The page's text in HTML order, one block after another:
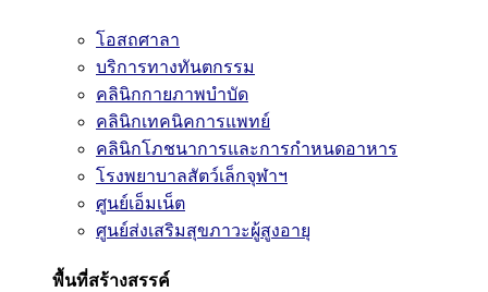
โอสถศาลา
บริการทางทันตกรรม
คลินิกกายภาพบำบัด
คลินิกเทคนิคการแพทย์
คลินิกโภชนาการและการกำหนดอาหาร
โรงพยาบาลสัตว์เล็กจุฬาฯ
ศูนย์เอ็มเน็ต
ศูนย์ส่งเสริมสุขภาวะผู้สูงอายุ
พื้นที่สร้างสรรค์